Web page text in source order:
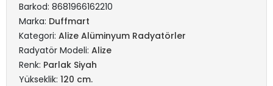
Barkod: 8681966162210
Marka: Duffmart
Kategori: Alize Alüminyum Radyatörler
Radyatör Modeli: Alize
Renk: Parlak Siyah
Yükseklik: 120 cm.